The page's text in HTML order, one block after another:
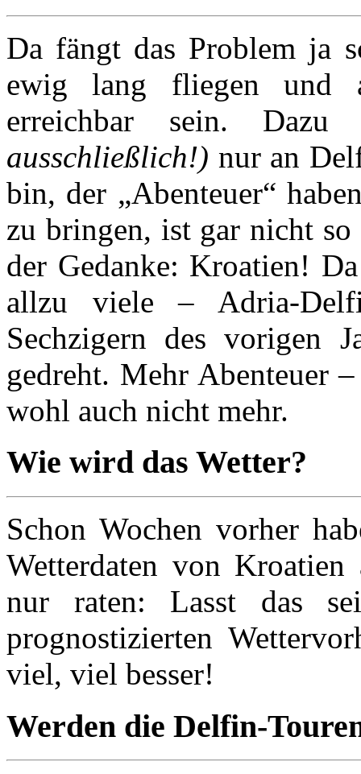
Da fängt das Problem ja
ewig lang fliegen und
erreichbar sein.
ausschließlich!) nur an
bin, der „Abenteuer“
zu bringen, ist gar nicht
der Gedanke: Kroatien!
allzu viele – Adria-
Sechzigern des vorigen
gedreht. Mehr Abenteuer
wohl auch nicht mehr.
Wie wird das Wetter?
Schon Wochen vorher
Wetterdaten von
nur raten: Lasst das
prognostizierten
viel, viel besser!
Werden die Delfin-